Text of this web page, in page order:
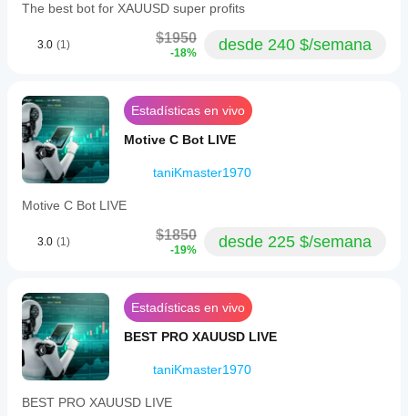
The best bot for XAUUSD super profits
3.0 (1) $1950
-18% desde 240 $/semana
Estadísticas en vivo
Motive C Bot LIVE
taniKmaster1970
Motive C Bot LIVE
3.0 (1) $1850
-19% desde 225 $/semana
Estadísticas en vivo
BEST PRO XAUUSD LIVE
taniKmaster1970
BEST PRO XAUUSD LIVE